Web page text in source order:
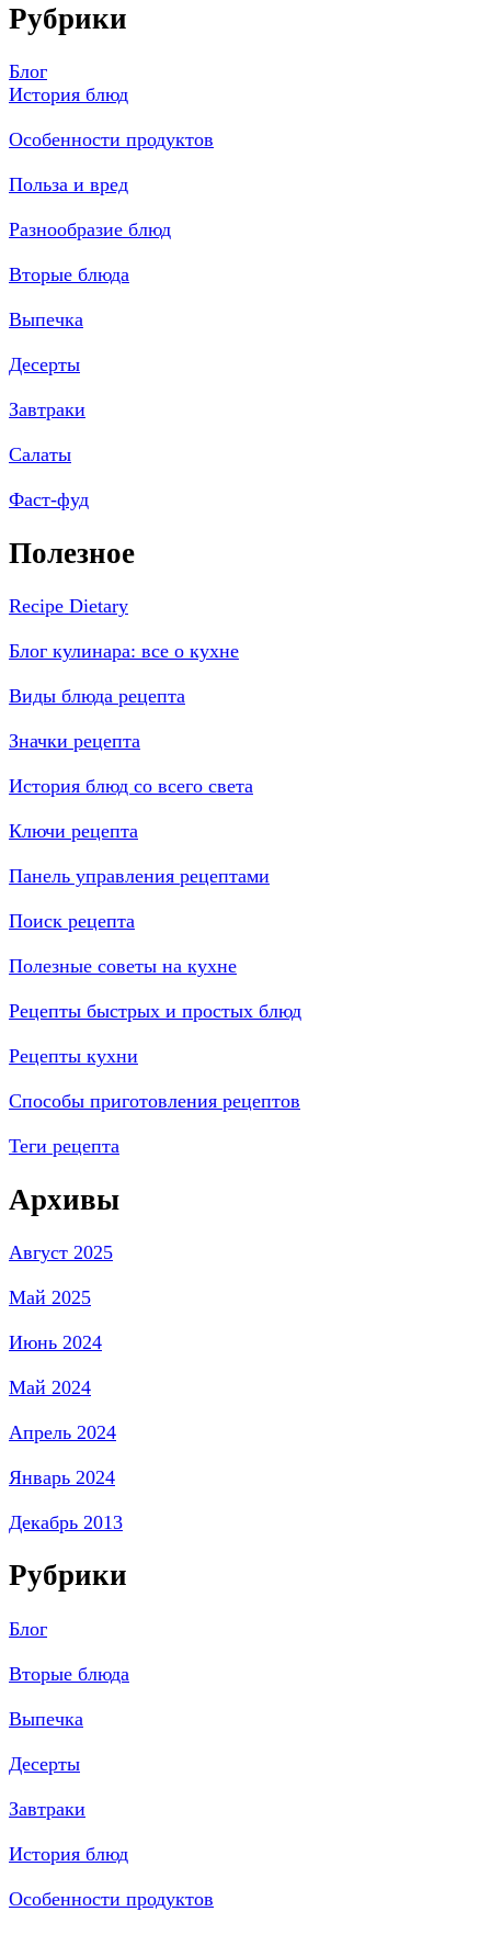
Рубрики
Блог
История блюд
Особенности продуктов
Польза и вред
Разнообразие блюд
Вторые блюда
Выпечка
Десерты
Завтраки
Салаты
Фаст-фуд
Полезное
Recipe Dietary
Блог кулинара: все о кухне
Виды блюда рецепта
Значки рецепта
История блюд со всего света
Ключи рецепта
Панель управления рецептами
Поиск рецепта
Полезные советы на кухне
Рецепты быстрых и простых блюд
Рецепты кухни
Способы приготовления рецептов
Теги рецепта
Архивы
Август 2025
Май 2025
Июнь 2024
Май 2024
Апрель 2024
Январь 2024
Декабрь 2013
Рубрики
Блог
Вторые блюда
Выпечка
Десерты
Завтраки
История блюд
Особенности продуктов